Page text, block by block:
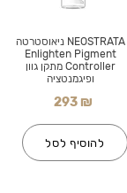
NEOSTRATA ניאוסטרטה
Enlighten Pigment
Controller מתקן גוון
ופיגמנטציה
293 ₪
להוסיף לסל